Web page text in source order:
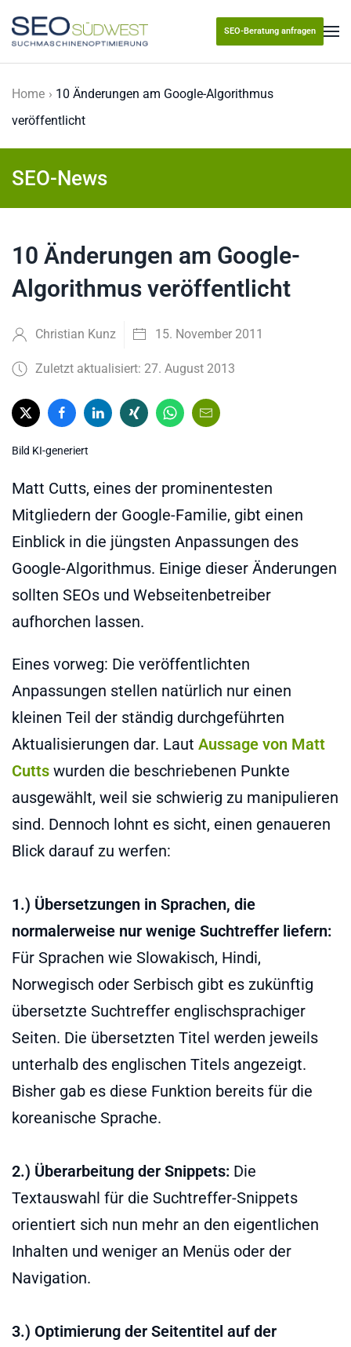
Skip to main content
SEO-Beratung anfragen
Home
10 Änderungen am Google-Algorithmus
veröffentlicht
SEO-News
10 Änderungen am Google-
Algorithmus veröffentlicht
Christian Kunz 15. November 2011
Zuletzt aktualisiert: 27. August 2013
Bild KI-generiert
Matt Cutts, eines der prominentesten
Mitgliedern der Google-Familie, gibt einen
Einblick in die jüngsten Anpassungen des
Google-Algorithmus. Einige dieser Änderungen
sollten SEOs und Webseitenbetreiber
aufhorchen lassen.
Eines vorweg: Die veröffentlichten
Anpassungen stellen natürlich nur einen
kleinen Teil der ständig durchgeführten
Aktualisierungen dar. Laut Aussage von Matt
Cutts wurden die beschriebenen Punkte
ausgewählt, weil sie schwierig zu manipulieren
sind. Dennoch lohnt es sicht, einen genaueren
Blick darauf zu werfen:
1.) Übersetzungen in Sprachen, die
normalerweise nur wenige Suchtreffer liefern:
Für Sprachen wie Slowakisch, Hindi,
Norwegisch oder Serbisch gibt es zukünftig
übersetzte Suchtreffer englischsprachiger
Seiten. Die übersetzten Titel werden jeweils
unterhalb des englischen Titels angezeigt.
Bisher gab es diese Funktion bereits für die
koreanische Sprache.
2.) Überarbeitung der Snippets: Die
Textauswahl für die Suchtreffer-Snippets
orientiert sich nun mehr an den eigentlichen
Inhalten und weniger an Menüs oder der
Navigation.
3.) Optimierung der Seitentitel auf der